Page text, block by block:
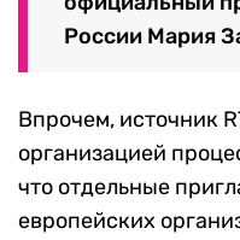
России Мария
Впрочем, источник
организацией
что отдельные
европейских